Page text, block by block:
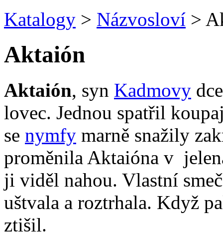
Katalogy > Názvosloví >
Aktaión
Aktaión, syn Kadmovy
lovec. Jednou spatřil
se nymfy marně snažily
proměnila Aktaióna v
ji viděl nahou. Vlastní
uštvala a roztrhala. Když
ztišil.